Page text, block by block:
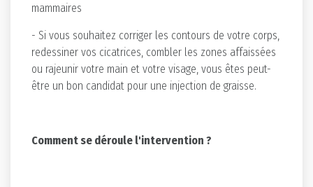
mammaires
- Si vous souhaitez corriger les contours de votre corps,
redessiner vos cicatrices, combler les zones affaissées
ou rajeunir votre main et votre visage, vous êtes peut-
être un bon candidat pour une injection de graisse.
Comment se déroule l'intervention ?